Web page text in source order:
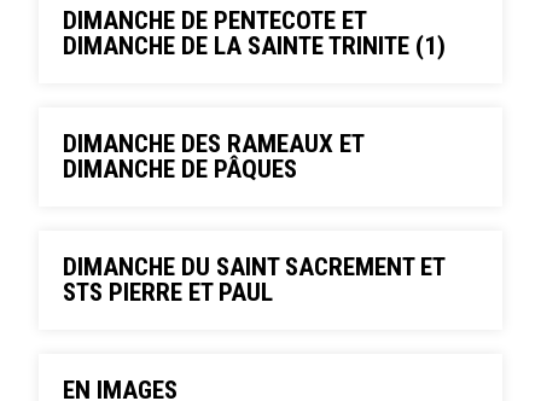
DIMANCHE DE PENTECOTE ET
DIMANCHE DE LA SAINTE TRINITE (1)
DIMANCHE DES RAMEAUX ET
DIMANCHE DE PÂQUES
DIMANCHE DU SAINT SACREMENT ET
STS PIERRE ET PAUL
EN IMAGES